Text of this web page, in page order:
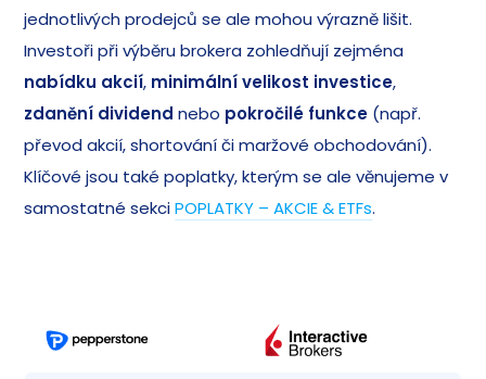
jednotlivých prodejců se ale mohou výrazně lišit.
Investoři při výběru brokera zohledňují zejména
nabídku akcií, minimální velikost investice,
zdanění dividend nebo pokročilé funkce (např.
převod akcií, shortování či maržové obchodování).
Klíčové jsou také poplatky, kterým se ale věnujeme v
samostatné sekciPOPLATKY – AKCIE & ETFs.